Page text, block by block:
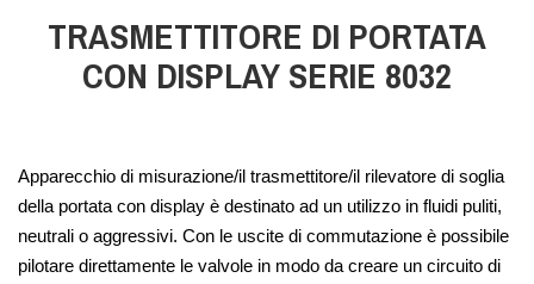
TRASMETTITORE DI PORTATA
CON DISPLAY SERIE 8032
Apparecchio di misurazione/il trasmettitore/il rilevatore di soglia
della portata con display è destinato ad un utilizzo in fluidi puliti,
neutrali o aggressivi. Con le uscite di commutazione è possibile
pilotare direttamente le valvole in modo da creare un circuito di